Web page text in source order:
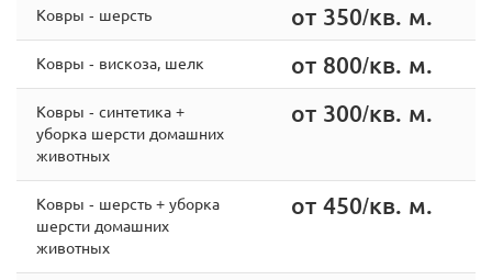
Ковры - шерсть от 350/кв. м.
Ковры - вискоза, шелк от 800/кв. м.
Ковры - cинтетика +
уборка шерсти домашних
животных
от 300/кв. м.
Ковры - шерсть + уборка
шерсти домашних
животных
от 450/кв. м.